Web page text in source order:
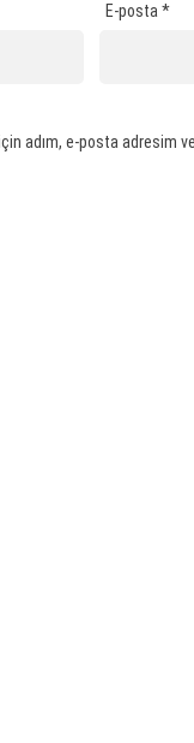
E-posta *
adım, e-posta adresim